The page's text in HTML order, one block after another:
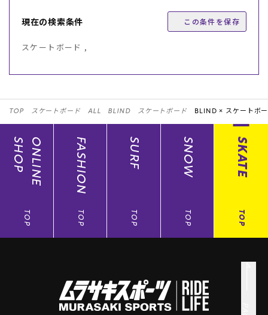
現在の検索条件 この条件を保存
スケートボード ,
TOP スケートボード ALL BLIND スケートボード BLIND × スケートボ
ONLINE
SHOP
TOP
FASHION
TOP
SURF
TOP
SNOW
TOP
SKATE
TOP